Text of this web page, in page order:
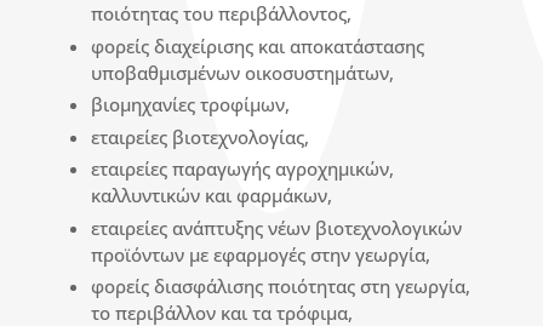
ποιότητας του περιβάλλοντος,
φορείς διαχείρισης και αποκατάστασης
υποβαθμισμένων οικοσυστημάτων,
βιομηχανίες τροφίμων,
εταιρείες βιοτεχνολογίας,
εταιρείες παραγωγής αγροχημικών,
καλλυντικών και φαρμάκων,
εταιρείες ανάπτυξης νέων βιοτεχνολογικών
προϊόντων με εφαρμογές στην γεωργία,
φορείς διασφάλισης ποιότητας στη γεωργία,
το περιβάλλον και τα τρόφιμα,